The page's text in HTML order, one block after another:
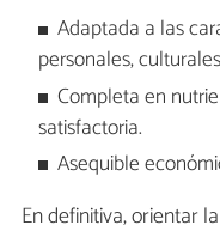
Adaptada a las
personales,
Completa en
satisfactoria.
Asequible
En definitiva, orientar